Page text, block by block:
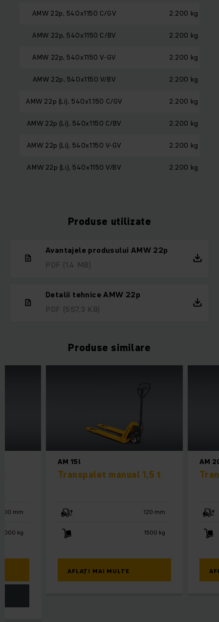
AMW 22p, 540x1150 C/GV 2.200 kg
AMW 22p, 540x1150 C/BV 2.200 kg
AMW 22p, 540x1150 V-GV 2.200 kg
AMW 22p, 540x1150 V/BV 2.200 kg
AMW 22p (Li), 540x1.150 C/GV 2.200 kg
AMW 22p (Li), 540x1150 C/BV 2.200 kg
AMW 22p (Li), 540x1150 V-GV 2.200 kg
AMW 22p (Li), 540x1150 V/BV 2.200 kg
Produse utilizate
Avantajele produsului AMW 22p
PDF (1,4 MB)
Detalii tehnice AMW 22p
PDF (557,3 KB)
Produse similare
AM 15l
Transpalet manual 1,5 t
120 mm
1500 kg
AFLAȚI MAI MULTE
AM
mm
1000 kg